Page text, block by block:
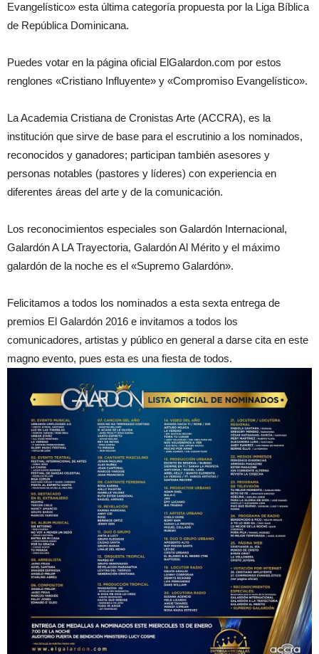
Evangelístico» esta última categoría propuesta por la Liga Bíblica
de República Dominicana.
Puedes votar en la página oficial ElGalardon.com por estos
renglones «Cristiano Influyente» y «Compromiso Evangelístico».
La Academia Cristiana de Cronistas Arte (ACCRA), es la
institución que sirve de base para el escrutinio a los nominados,
reconocidos y ganadores; participan también asesores y
personas notables (pastores y líderes) con experiencia en
diferentes áreas del arte y de la comunicación.
Los reconocimientos especiales son Galardón Internacional,
Galardón A LA Trayectoria, Galardón Al Mérito y el máximo
galardón de la noche es el «Supremo Galardón».
Felicitamos a todos los nominados a esta sexta entrega de
premios El Galardón 2016 e invitamos a todos los
comunicadores, artistas y público en general a darse cita en este
magno evento, pues esta es una fiesta de todos.